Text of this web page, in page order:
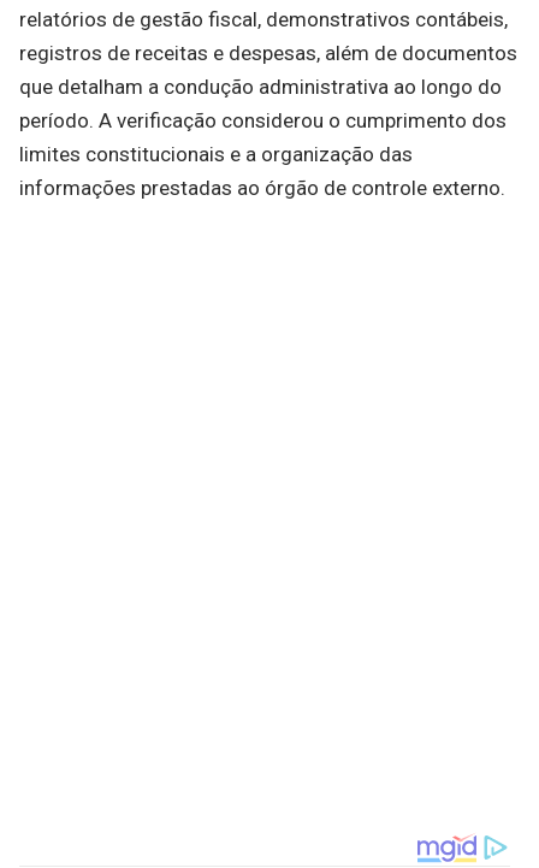
relatórios de gestão fiscal, demonstrativos contábeis,
registros de receitas e despesas, além de documentos
que detalham a condução administrativa ao longo do
período. A verificação considerou o cumprimento dos
limites constitucionais e a organização das
informações prestadas ao órgão de controle externo.